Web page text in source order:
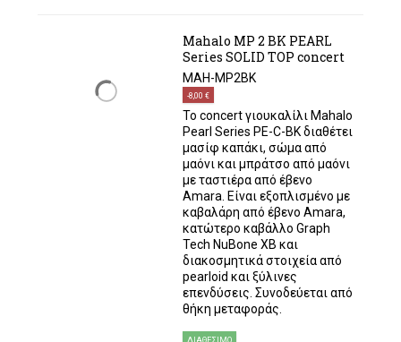
Mahalo MP 2 BK PEARL
Series SOLID TOP concert
MAH-MP2BK
-8,00 €
Το concert γιουκαλίλι Mahalo
Pearl Series PE-C-BK διαθέτει
μασίφ καπάκι, σώμα από
μαόνι και μπράτσο από μαόνι
με ταστιέρα από έβενο
Amara. Είναι εξοπλισμένο με
καβαλάρη από έβενο Amara,
κατώτερο καβάλλο Graph
Tech NuBone XB και
διακοσμητικά στοιχεία από
pearloid και ξύλινες
επενδύσεις. Συνοδεύεται από
θήκη μεταφοράς.
ΔΙΑΘΈΣΙΜΟ